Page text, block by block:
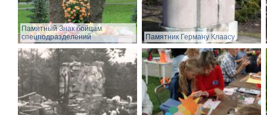
Памятный Знак бойцам
спецподразделений
Памятник Герману Клаасу